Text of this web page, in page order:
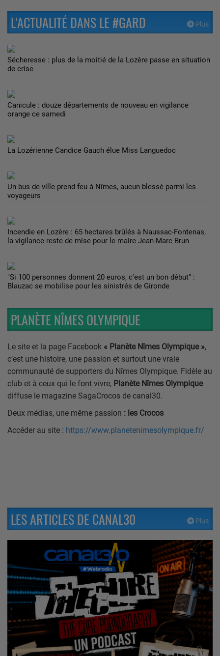
Plus
L'ACTUALITÉ DANS LE #GARD
Sécheresse : plus de la moitié de la Lozère passe en situation
de crise
Canicule : douze départements de nouveau en vigilance
orange ce samedi
La Lozérienne Candice Gauch élue Miss Languedoc
Un bus de ville prend feu à Nîmes, aucun blessé parmi les
voyageurs
Incendie en Lozère : 65 hectares brûlés à Naussac-Fontenas,
la vigilance reste de mise pour le maire Jean-Marc Brun
"Si 100 personnes donnent 20 euros, c'est un bon début" :
Blauzac se mobilise pour les sinistrés de Gironde
PLANÈTE NÎMES OLYMPIQUE
Le site et la page Facebook « Planète Nîmes Olympique »,
c’est une histoire, une passion et surtout une vraie
communauté de supporters du Nîmes Olympique. Fidèle au
club et à ceux qui le font vivre, Planète Nîmes Olympique
diffuse le magazine SagaCrocos de canal30.
Deux médias, une même passion : les Crocos
Accéder au site : https://www.planetenimesolympique.fr/
Plus
LES ARTICLES DE CANAL30